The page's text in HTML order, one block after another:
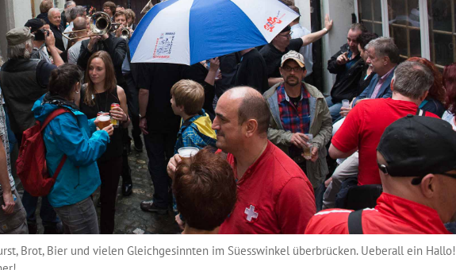
Brot, Bier und vielen Gleichgesinnten im Süesswinkel überbrücken. Ueberall ein Hallo!